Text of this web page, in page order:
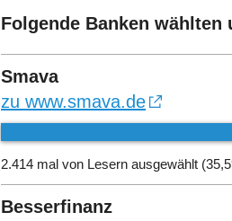
Folgende Banken
Smava
zu www.smava.de
2.414 mal von Lesern ausgewählt
Besserfinanz